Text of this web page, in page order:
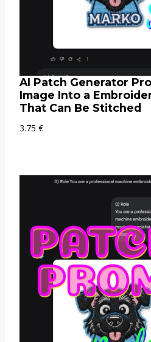
AI Patch Generator
Image Into a
That Can Be Stitched
3.75 €